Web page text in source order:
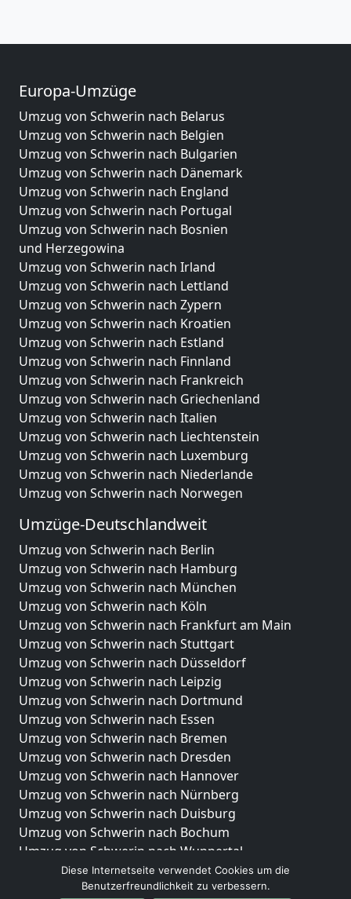
Europa-Umzüge
Umzug von Schwerin nach Belarus
Umzug von Schwerin nach Belgien
Umzug von Schwerin nach Bulgarien
Umzug von Schwerin nach Dänemark
Umzug von Schwerin nach England
Umzug von Schwerin nach Portugal
Umzug von Schwerin nach Bosnien
und Herzegowina
Umzug von Schwerin nach Irland
Umzug von Schwerin nach Lettland
Umzug von Schwerin nach Zypern
Umzug von Schwerin nach Kroatien
Umzug von Schwerin nach Estland
Umzug von Schwerin nach Finnland
Umzug von Schwerin nach Frankreich
Umzug von Schwerin nach Griechenland
Umzug von Schwerin nach Italien
Umzug von Schwerin nach Liechtenstein
Umzug von Schwerin nach Luxemburg
Umzug von Schwerin nach Niederlande
Umzug von Schwerin nach Norwegen
Umzüge-Deutschlandweit
Umzug von Schwerin nach Berlin
Umzug von Schwerin nach Hamburg
Umzug von Schwerin nach München
Umzug von Schwerin nach Köln
Umzug von Schwerin nach Frankfurt am Main
Umzug von Schwerin nach Stuttgart
Umzug von Schwerin nach Düsseldorf
Umzug von Schwerin nach Leipzig
Umzug von Schwerin nach Dortmund
Umzug von Schwerin nach Essen
Umzug von Schwerin nach Bremen
Umzug von Schwerin nach Dresden
Umzug von Schwerin nach Hannover
Umzug von Schwerin nach Nürnberg
Umzug von Schwerin nach Duisburg
Umzug von Schwerin nach Bochum
Umzug von Schwerin nach Wuppertal
Umzug von Schwerin nach Bielefeld
Umzug von Schwerin nach Bonn
Diese Internetseite verwendet Cookies um die
Benutzerfreundlichkeit zu verbessern.